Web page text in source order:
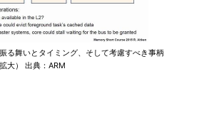
る舞いとタイミング、そして考慮すべき事柄
大） 出典：ARM